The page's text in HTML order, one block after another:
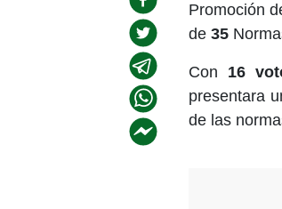
Promoción
de 35
Con 16
presentara
de las